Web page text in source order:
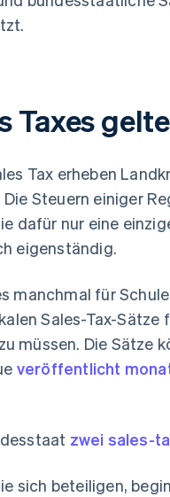
Taxes
Tax erheben
Steuern einiger
dafür nur eine
eigenständig.
manchmal für
Sales-Tax-
müssen. Die Sätze
veröffentlicht
zwei sales-
sich beteiligen,